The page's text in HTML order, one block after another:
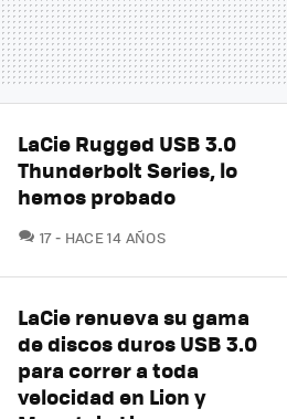
LaCie Rugged USB 3.0
Thunderbolt Series, lo
hemos probado
17COMENTARIOS
HACE 14 AÑOS
LaCie renueva su gama
de discos duros USB 3.0
para correr a toda
velocidad en Lion y